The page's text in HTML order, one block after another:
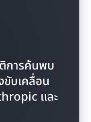
การค้นพบ
ขับเคลื่อน
และ